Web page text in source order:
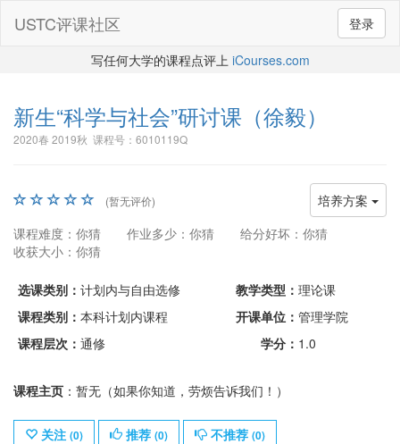
登录
USTC评课社区
写任何大学的课程点评上 iCourses.com
新生“科学与社会”研讨课 （徐毅）
2020春 2019秋 课程号：6010119Q
培养方案
(暂无评价)
课程难度：你猜 作业多少：你猜
给分好坏：你猜
收获大小：你猜
选课类别： 计划内与自由选修 教学类型： 理论课
课程类别： 本科计划内课程 开课单位： 管理学院
课程层次： 通修 学分： 1.0
课程主页 ：暂无（如果你知道，劳烦告诉我们！）
关注 (0) 推荐 (0) 不推荐 (0)